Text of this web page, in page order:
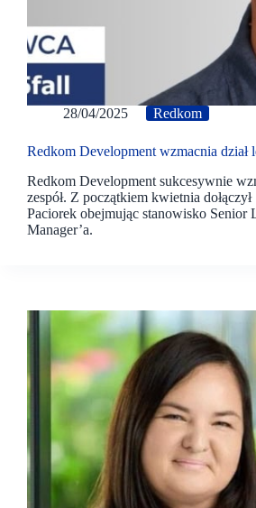
28/04/2025 Redkom
Redkom Development wzmacnia dział
Redkom Development sukcesywnie
zespół. Z początkiem kwietnia dołączył
Paciorek obejmując stanowisko Senior
Manager’a.